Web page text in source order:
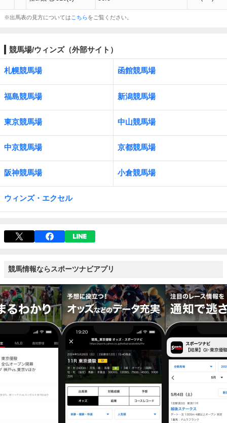
※出馬表の見方については こちらをご覧ください。
競馬場/ウィンズ（外部サイト）
札幌競馬場 函館競馬場
福島競馬場 新潟競馬場
東京競馬場 中山競馬場
中京競馬場 京都競馬場
阪神競馬場 小倉競馬場
ウィンズ・エクセル
競馬情報ならスポーツナビアプリ